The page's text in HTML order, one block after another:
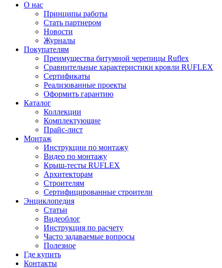
О нас
Принципы работы
Стать партнером
Новости
Журналы
Покупателям
Преимущества битумной черепицы Ruflex
Сравнительные характеристики кровли RUFLEX
Сертификаты
Реализованные проекты
Оформить гарантию
Каталог
Коллекции
Комплектующие
Прайс-лист
Монтаж
Инструкции по монтажу
Видео по монтажу
Крыш-тесты RUFLEX
Архитекторам
Строителям
Сертифицированные строители
Энциклопедия
Статьи
Видеоблог
Инструкция по расчету
Часто задаваемые вопросы
Полезное
Где купить
Контакты